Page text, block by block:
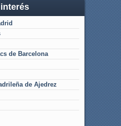
de Barcelona
de Ajedrez